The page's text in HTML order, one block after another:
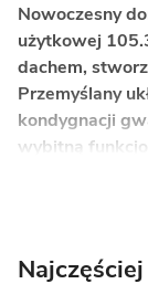
Nowoczesny
użytkowej
dachem,
Przemyślany
kondygnacji
wybitną
wnętrz i